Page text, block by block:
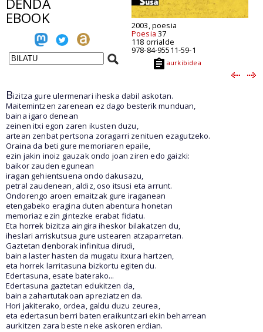
DENDA
EBOOK 2003, poesia
Poesia 37
118 orrialde
978-84-95511-59-1
aurkibidea
Bizitza gure ulermenari iheska dabil askotan.
Maitemintzen zarenean ez dago besterik munduan,
baina igaro denean
zeinen itxi egon zaren ikusten duzu,
artean zenbat pertsona zoragarri zenituen ezagutzeko.
Oraina da beti gure memoriaren epaile,
ezin jakin inoiz gauzak ondo joan ziren edo gaizki:
baikor zauden egunean
iragan gehientsuena ondo dakusazu,
petral zaudenean, aldiz, oso itsusi eta arrunt.
Ondorengo aroen emaitzak gure iraganean
etengabeko eragina duten abentura honetan
memoriaz ezin gintezke erabat fidatu.
Eta horrek bizitza aingira iheskor bilakatzen du,
iheslari arriskutsua gure ustearen atzaparretan.
Gaztetan denborak infinitua dirudi,
baina laster hasten da mugatu itxura hartzen,
eta horrek larritasuna bizkortu egiten du.
Edertasuna, esate baterako...
Edertasuna gaztetan edukitzen da,
baina zahartutakoan apreziatzen da.
Hori jakiterako, ordea, galdu duzu zeurea,
eta edertasun berri baten eraikuntzari ekin beharrean
aurkitzen zara beste neke askoren erdian.